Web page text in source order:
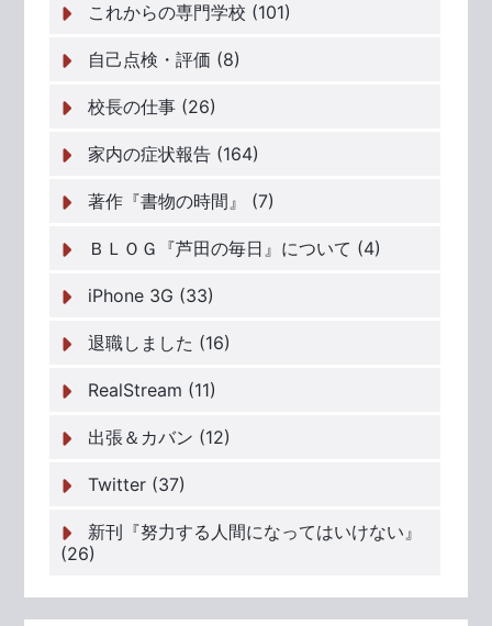
これからの専門学校 (101)
自己点検・評価 (8)
校長の仕事 (26)
家内の症状報告 (164)
著作『書物の時間』 (7)
ＢＬＯＧ『芦田の毎日』について (4)
iPhone 3G (33)
退職しました (16)
RealStream (11)
出張＆カバン (12)
Twitter (37)
新刊『努力する人間になってはいけない』
(26)